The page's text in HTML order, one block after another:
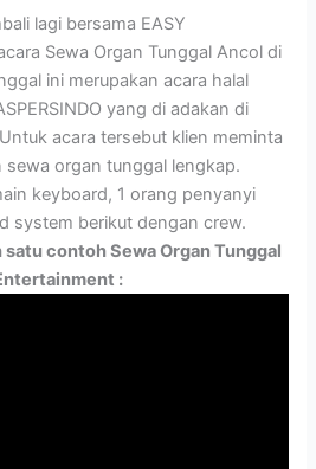
lagi bersama EASY
Sewa Organ Tunggal Ancol di
ini merupakan acara halal
yang di adakan di
acara tersebut klien meminta
organ tunggal lengkap.
keyboard, 1 orang penyanyi
system berikut dengan crew.
contoh Sewa Organ Tunggal
: